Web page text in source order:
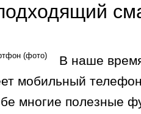
В наше
мобильный
многие полезные